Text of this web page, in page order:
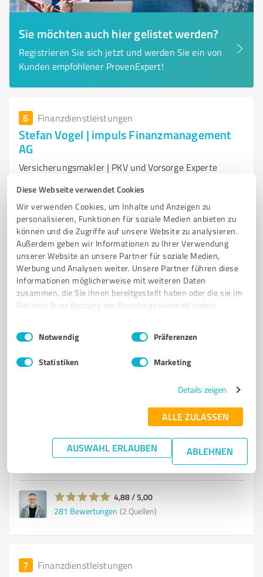
Diese Webseite verwendet Cookies
Wir verwenden Cookies, um Inhalte und Anzeigen zu
personalisieren, Funktionen für soziale Medien anbieten zu
können und die Zugriffe auf unsere Website zu analysieren.
Außerdem geben wir Informationen zu Ihrer Verwendung
unserer Website an unsere Partner für soziale Medien,
Werbung und Analysen weiter. Unsere Partner führen diese
Informationen möglicherweise mit weiteren Daten
zusammen, die Sie ihnen bereitgestellt haben oder die sie im
Rahmen Ihrer Nutzung der Dienste gesammelt haben.
Impressum Datenschutzbestimmungen
Einwilligungsauswahl
Notwendig Präferenzen
Statistiken Marketing
Details zeigen
ALLE ZULASSEN
AUSWAHL ERLAUBEN ABLEHNEN
Sie möchten auch hier gelistet werden?
Registrieren Sie sich jetzt und werden Sie ein von
Kunden empfohlener ProvenExpert!
6 Finanzdienstleistungen
Stefan Vogel | impuls Finanzmanagement
AG
Versicherungsmakler | PKV und Vorsorge Experte
RENTENBERATUNG PRIVATE KRANKENVERSICHERUNG
ALTERSVORSORGE GESETZLICHE KRANKENVERSICHERUNG
KRANKENZUSATZVERSICHERUNG BETRIEBLICHE KRANKENVERSICHERUNG
ZAHNZUSATZVERSICHERUNG
BERUFSUNFÄHIGKEITSVERSICHERUNG-ARBEITSKRAFTABSICHERUNG
LEBENSVERSICHERUNG BETRIEBLICHE ALTERSVORSORGE
GEWERBLICHE VERSICHERUNGEN BERUFSHAFTPFLICHTVERSICHERUNG
BRILLENVERSICHERUNG BETRIEBSHAFTPFLICHTVERSICHERUNG
PRIVATE UND GEWERBLICHE RECHTSSCHUTZVERSICHERUNG
PRIVATHAFTPFLICHTVERSICHERUNG WOHNGEBÄUDE
UNABHÄNGIGER VERSICHERUNGSVERGLEICH
Dieselstr. 42, 86368 Gersthofen
Tel. +49 171 6839047
s.vogel@impuls.com
4,88 / 5,00
281 Bewertungen (2 Quellen)
7 Finanzdienstleistungen